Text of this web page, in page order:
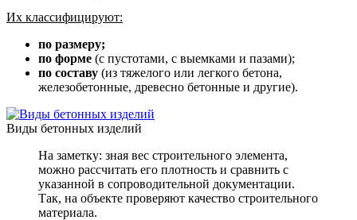
Их классифицируют:
по размеру;
по форме (с пустотами, с выемками и пазами);
по составу (из тяжелого или легкого бетона,
железобетонные, древесно бетонные и другие).
Виды бетонных изделий
На заметку: зная вес строительного элемента,
можно рассчитать его плотность и сравнить с
указанной в сопроводительной документации.
Так, на объекте проверяют качество строительного
материала.